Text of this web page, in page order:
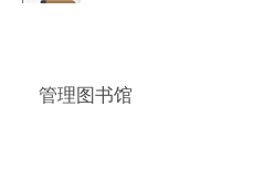
管理图书馆